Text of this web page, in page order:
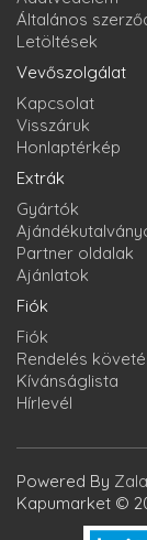
Általános
Letöltések
Vevőszolgálat
Kapcsolat
Visszáruk
Honlaptérkép
Extrák
Gyártók
Partner oldalak
Ajánlatok
Fiók
Fiók
Rendelés
Kívánságlista
Hírlevél
Powered By
Kapumarket ©